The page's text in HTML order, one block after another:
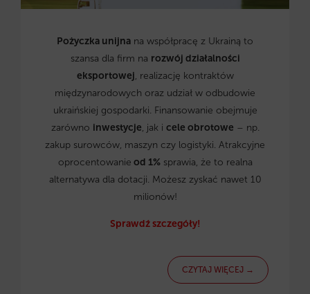
Pożyczka unijna na współpracę z Ukrainą to
szansa dla firm na rozwój działalności
eksportowej, realizację kontraktów
międzynarodowych oraz udział w odbudowie
ukraińskiej gospodarki. Finansowanie obejmuje
zarówno inwestycje, jak i cele obrotowe – np.
zakup surowców, maszyn czy logistyki. Atrakcyjne
oprocentowanie od 1%sprawia, że to realna
alternatywa dla dotacji. Możesz zyskać nawet 10
milionów!
Sprawdź szczegóły!
CZYTAJ WIĘCEJ →